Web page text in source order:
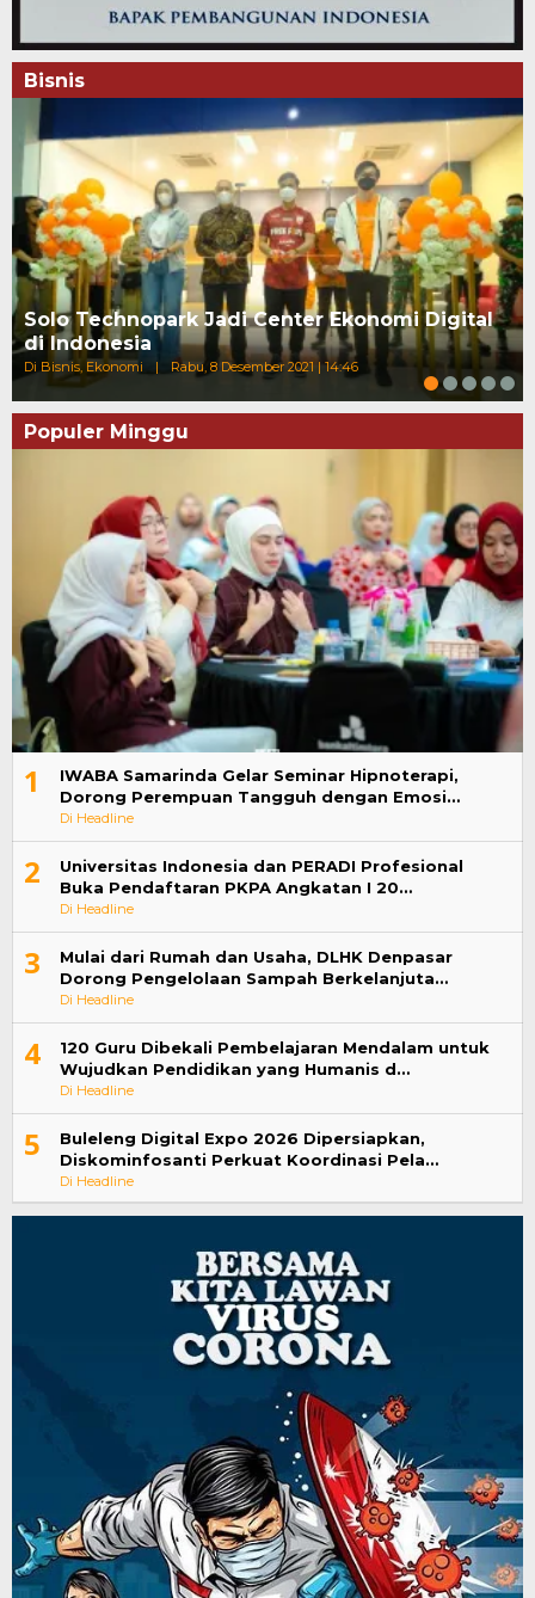
Bisnis
Solo Technopark Jadi Center Ekonomi Digital
di Indonesia
Di Bisnis, Ekonomi | Rabu, 8 Desember 2021 | 14:46
Populer Minggu
1
IWABA Samarinda Gelar Seminar Hipnoterapi,
Dorong Perempuan Tangguh dengan Emosi…
Di Headline
2
Universitas Indonesia dan PERADI Profesional
Buka Pendaftaran PKPA Angkatan I 20…
Di Headline
3
Mulai dari Rumah dan Usaha, DLHK Denpasar
Dorong Pengelolaan Sampah Berkelanjuta…
Di Headline
4
120 Guru Dibekali Pembelajaran Mendalam untuk
Wujudkan Pendidikan yang Humanis d…
Di Headline
5
Buleleng Digital Expo 2026 Dipersiapkan,
Diskominfosanti Perkuat Koordinasi Pela…
Di Headline